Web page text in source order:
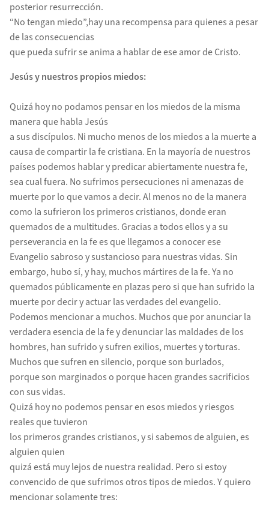
posterior resurrección.
“No tengan miedo”,hay una recompensa para quienes a pesar
de las consecuencias
que pueda sufrir se anima a hablar de ese amor de Cristo.
Jesús y nuestros propios miedos:
Quizá hoy no podamos pensar en los miedos de la misma
manera que habla Jesús
a sus discípulos. Ni mucho menos de los miedos a la muerte a
causa de compartir la fe cristiana. En la mayoría de nuestros
países podemos hablar y predicar abiertamente nuestra fe,
sea cual fuera. No sufrimos persecuciones ni amenazas de
muerte por lo que vamos a decir. Al menos no de la manera
como la sufrieron los primeros cristianos, donde eran
quemados de a multitudes. Gracias a todos ellos y a su
perseverancia en la fe es que llegamos a conocer ese
Evangelio sabroso y sustancioso para nuestras vidas. Sin
embargo, hubo sí, y hay, muchos mártires de la fe. Ya no
quemados públicamente en plazas pero si que han sufrido la
muerte por decir y actuar las verdades del evangelio.
Podemos mencionar a muchos. Muchos que por anunciar la
verdadera esencia de la fe y denunciar las maldades de los
hombres, han sufrido y sufren exilios, muertes y torturas.
Muchos que sufren en silencio, porque son burlados,
porque son marginados o porque hacen grandes sacrificios
con sus vidas.
Quizá hoy no podemos pensar en esos miedos y riesgos
reales que tuvieron
los primeros grandes cristianos, y si sabemos de alguien, es
alguien quien
quizá está muy lejos de nuestra realidad. Pero si estoy
convencido de que sufrimos otros tipos de miedos. Y quiero
mencionar solamente tres: